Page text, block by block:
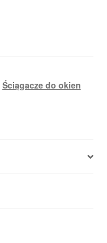
Ściągacze do okien